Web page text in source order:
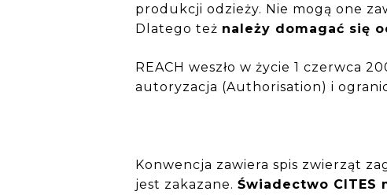
produkcji odzieży. Nie mogą one
Dlatego też należy domagać się
REACH weszło w życie 1 czerwca
autoryzacja (Authorisation) i
Konwencja zawiera spis zwierząt
jest zakazane.Świadectwo CITES